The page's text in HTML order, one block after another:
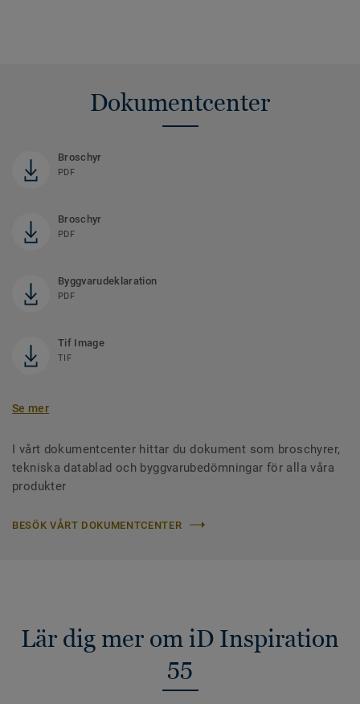
Dokumentcenter
Broschyr
PDF
Broschyr
PDF
Byggvarudeklaration
PDF
Tif Image
TIF
Se mer
I vårt dokumentcenter hittar du dokument som broschyrer,
tekniska datablad och byggvarubedömningar för alla våra
produkter
BESÖK VÅRT DOKUMENTCENTER
Lär dig mer om iD Inspiration
55